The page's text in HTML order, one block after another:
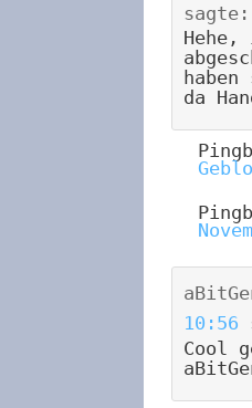
sagte:
Hehe,
haben
da
10:56
Cool